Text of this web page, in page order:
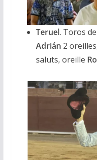
Teruel. Toros de
Adrián 2
saluts, oreille